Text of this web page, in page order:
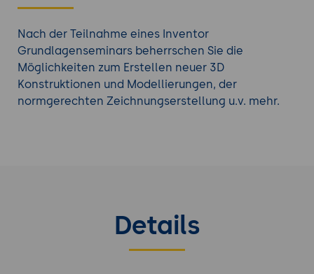
Nach der Teilnahme eines Inventor
Grundlagenseminars beherrschen Sie die
Möglichkeiten zum Erstellen neuer 3D
Konstruktionen und Modellierungen, der
normgerechten Zeichnungserstellung u.v. mehr.
Details